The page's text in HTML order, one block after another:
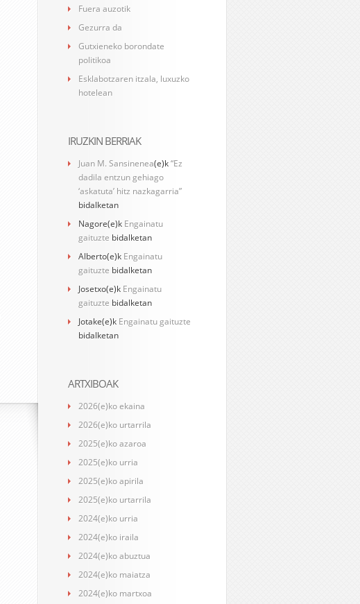
Fuera auzotik
Gezurra da
Gutxieneko borondate
politikoa
Esklabotzaren itzala, luxuzko
hotelean
IRUZKIN BERRIAK
Juan M. Sansinenea(e)k“Ez
dadila entzun gehiago
‘askatuta’ hitz nazkagarria”
bidalketan
Nagore(e)k Engainatu
gaituzte bidalketan
Alberto(e)k Engainatu
gaituzte bidalketan
Josetxo(e)k Engainatu
gaituzte bidalketan
Jotake(e)k Engainatu gaituzte
bidalketan
ARTXIBOAK
2026(e)ko ekaina
2026(e)ko urtarrila
2025(e)ko azaroa
2025(e)ko urria
2025(e)ko apirila
2025(e)ko urtarrila
2024(e)ko urria
2024(e)ko iraila
2024(e)ko abuztua
2024(e)ko maiatza
2024(e)ko martxoa